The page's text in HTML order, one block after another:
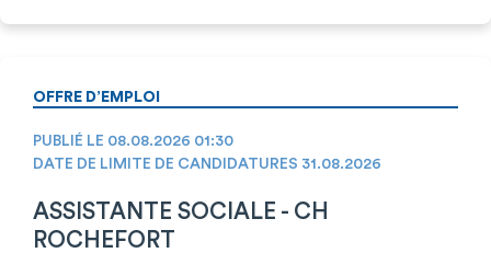
OFFRE D’EMPLOI
PUBLIÉ LE 08.08.2026 01:30
DATE DE LIMITE DE CANDIDATURES 31.08.2026
ASSISTANTE SOCIALE - CH
ROCHEFORT